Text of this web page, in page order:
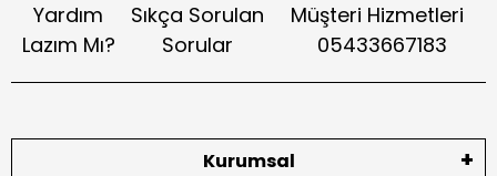
Yardım
Lazım Mı?
Sıkça Sorulan
Sorular
Müşteri Hizmetleri
05433667183
Kurumsal